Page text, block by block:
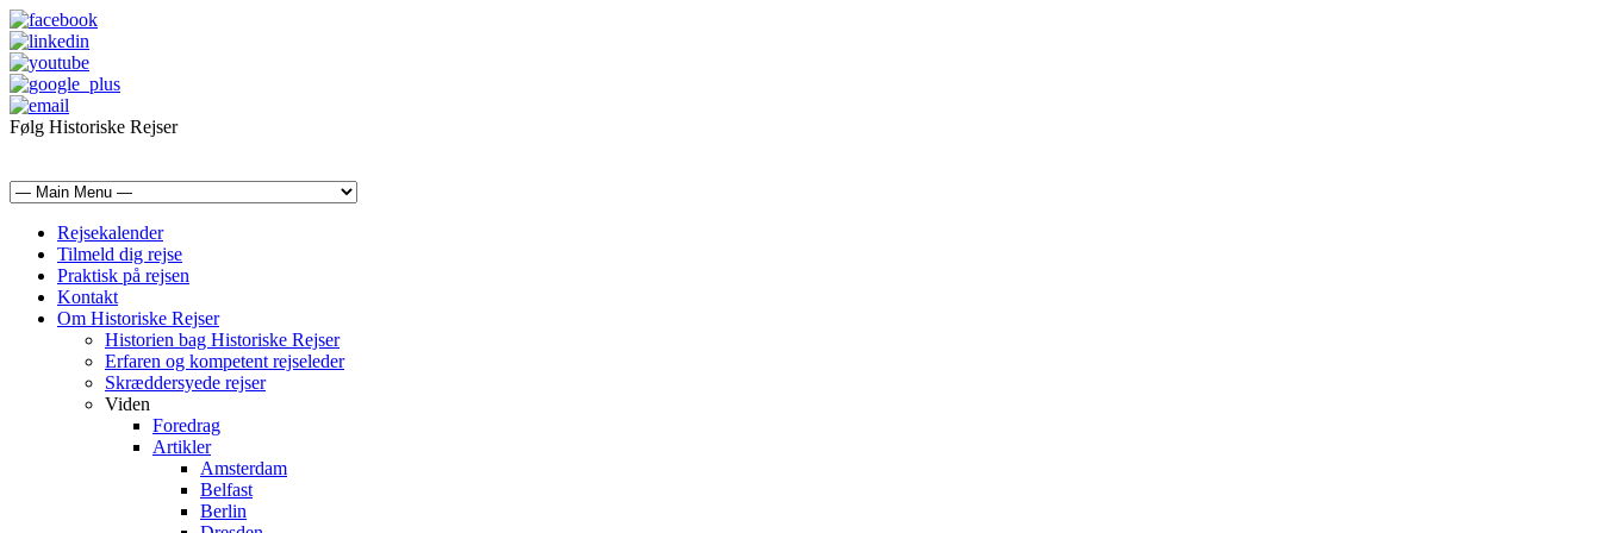
Følg Historiske Rejser
Rejsekalender
Tilmeld dig rejse
Praktisk på rejsen
Kontakt
Om Historiske Rejser
Historien bag Historiske Rejser
Erfaren og kompetent rejseleder
Skræddersyede rejser
Viden
Foredrag
Artikler
Amsterdam
Belfast
Berlin